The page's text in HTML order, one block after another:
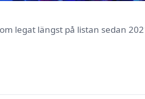
legat längst på listan sedan